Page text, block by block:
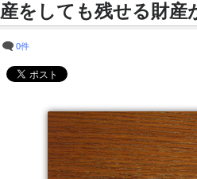
産をしても残せる財産
0件